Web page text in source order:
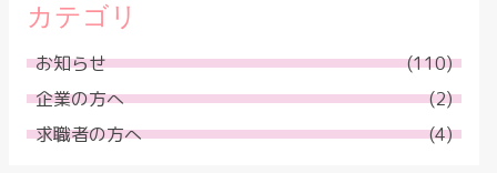
カテゴリ
お知らせ
(110)
企業の方へ
(2)
求職者の方へ
(4)